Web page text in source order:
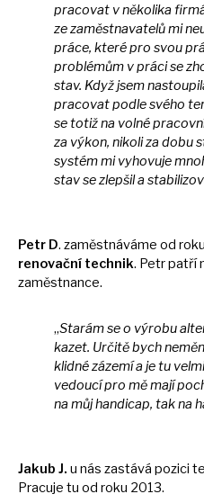
pracovat vněkolika
zezaměstnavatelůmi
práce, které pro svou
problémům vprácise
stav. Když jsem
pracovat podle svého
setotižna volné
za výkon, nikoliza dobu
systémmivyhovuje
stavsezlepšila
Petr D. zaměstnáváme od
renovační technik. Petr patří
zaměstnance.
„Starámseo výrobu
kazet. Určitě bych
klidné zázemía jetu
vedoucí pro měmají
na můj handicap, takna
Jakub J. u nás zastává pozici
Pracuje tu od roku 2013.